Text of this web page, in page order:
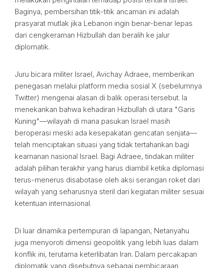
Baginya, pembersihan titik-titik ancaman ini adalah
prasyarat mutlak jika Lebanon ingin benar-benar lepas
dari cengkeraman Hizbullah dan beralih ke jalur
diplomatik.
Juru bicara militer Israel, Avichay Adraee, memberikan
penegasan melalui platform media sosial X (sebelumnya
Twitter) mengenai alasan di balik operasi tersebut. Ia
menekankan bahwa kehadiran Hizbullah di utara "Garis
Kuning"—wilayah di mana pasukan Israel masih
beroperasi meski ada kesepakatan gencatan senjata—
telah menciptakan situasi yang tidak tertahankan bagi
keamanan nasional Israel. Bagi Adraee, tindakan militer
adalah pilihan terakhir yang harus diambil ketika diplomasi
terus-menerus disabotase oleh aksi serangan roket dari
wilayah yang seharusnya steril dari kegiatan militer sesuai
ketentuan internasional.
Di luar dinamika pertempuran di lapangan, Netanyahu
juga menyoroti dimensi geopolitik yang lebih luas dalam
konflik ini, terutama keterlibatan Iran. Dalam percakapan
diplomatik yang disebutnya sebagai pembicaraan